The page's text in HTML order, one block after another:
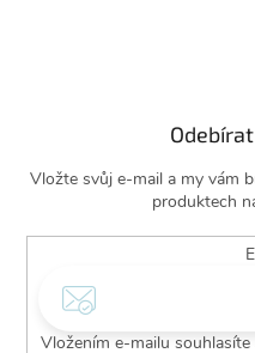
Vložte svůj e-mail a my vám
produktech
Vložením e-mailu souhlasíte